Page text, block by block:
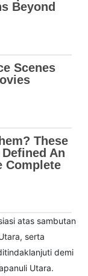
atas sambutan
serta
demi
Utara.